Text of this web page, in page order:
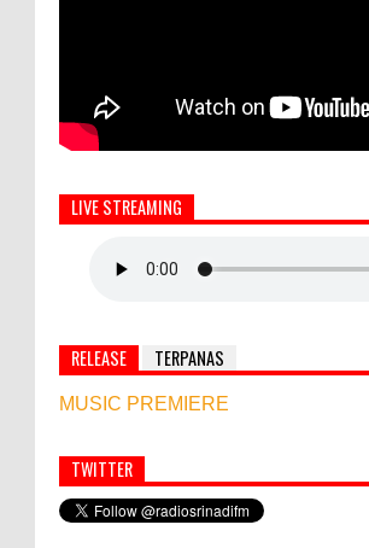
LIVE STREAMING
RELEASE TERPANAS
MUSIC PREMIERE
Simbol Persahabatan, RI Bangun Islamic
Afghanistan
TWITTER